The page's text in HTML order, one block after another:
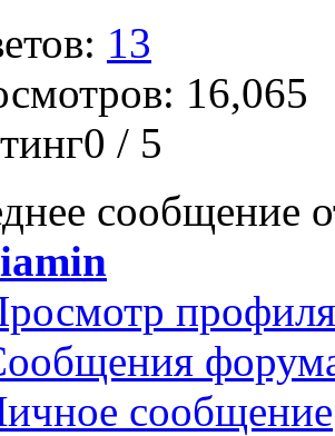
13
16,065
/ 5
сообщение
профиля
сообщение